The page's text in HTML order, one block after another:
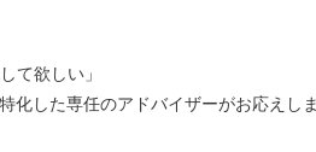
て欲しい」
化した専任のアドバイザーがお応えし